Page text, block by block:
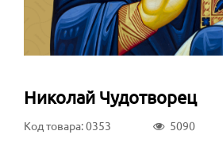
Николай Чудотворец
Код товара: 0353 5090